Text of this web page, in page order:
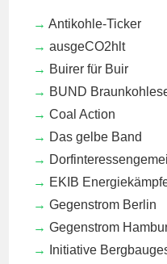
Antikohle-Ticker
ausgeCO2hlt
Buirer für Buir
BUND
Coal Action
Das gelbe Band
EKIB
Gegenstrom Berlin
Gegenstrom
Initiative